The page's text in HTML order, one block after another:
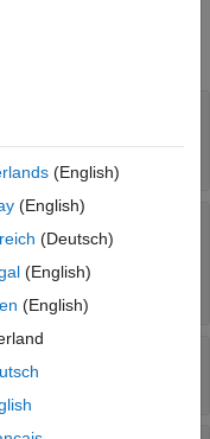
ーのタイプ オプシ
(English)
(English)
(Deutsch)
(English)
(English)